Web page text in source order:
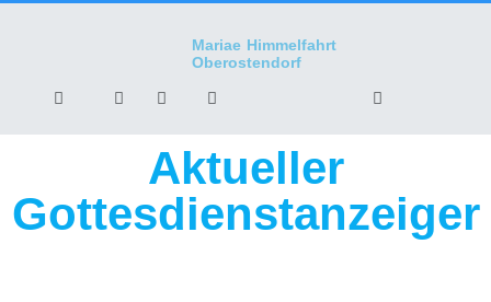
Mariae Himmelfahrt
Oberostendorf
Aktueller
Gottesdienstanzeiger